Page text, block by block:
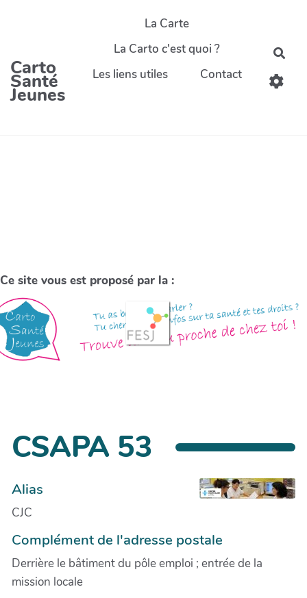
Carto
Santé
Jeunes
La Carte
La Carto c'est quoi ?
Les liens utiles
Contact
Ce site vous est proposé par la :
CSAPA 53
Alias
CJC
Complément de l'adresse postale
Derrière le bâtiment du pôle emploi ; entrée de la
mission locale